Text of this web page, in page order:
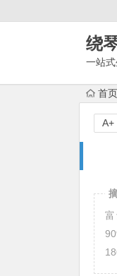
绕
一站
首页
A+